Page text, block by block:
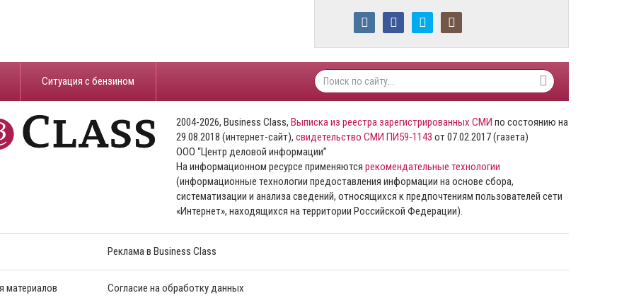
​Ситуация с бензином
2004-2026, Business Class, Выписка из реестра зарегистрированных СМИ по состоянию на
29.08.2018 (интернет-сайт), свидетельство СМИ ПИ59-1143 от 07.02.2017 (газета)
ООО “Центр деловой информации”
На информационном ресурсе применяются рекомендательные технологии
(информационные технологии предоставления информации на основе сбора,
систематизации и анализа сведений, относящихся к предпочтениям пользователей сети
«Интернет», находящихся на территории Российской Федерации).
Реклама в Business Class
материалов Согласие на обработку данных